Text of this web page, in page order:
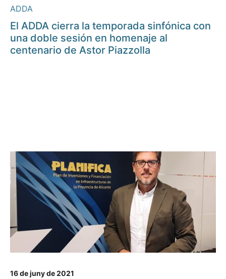
ADDA
El ADDA cierra la temporada sinfónica con
una doble sesión en homenaje al
centenario de Astor Piazzolla
16 de juny de 2021